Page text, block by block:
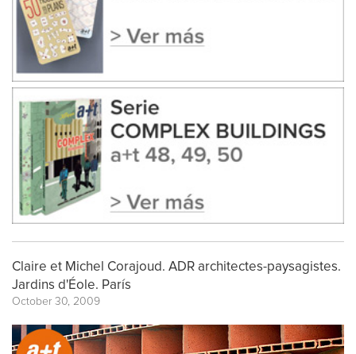
Claire et Michel Corajoud. ADR architectes-paysagistes.
Jardins d'Éole. París
October 30, 2009